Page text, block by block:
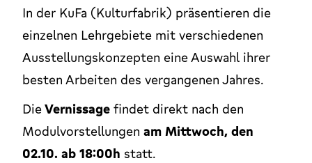
In der KuFa (Kulturfabrik) präsentieren die
einzelnen Lehrgebiete mit verschiedenen
Ausstellungskonzepten eine Auswahl ihrer
besten Arbeiten des vergangenen Jahres.
DieVernissage findet direkt nach den
Modulvorstellungen am Mittwoch, den
02.10. ab 18:00h statt.